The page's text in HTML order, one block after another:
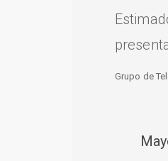
Grupo de